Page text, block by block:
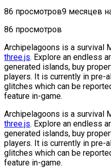
86 просмотров9 месяцев
86 просмотров
Archipelagoons is a survival
three.js. Explore an endless
generated islands, buy
players. It is currently in pre-
glitches which can be
feature in-game.
Archipelagoons is a survival
three.js. Explore an endless
generated islands, buy
players. It is currently in pre-
glitches which can be
feature in-game.